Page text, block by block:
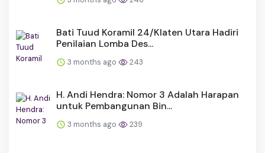
Bati Tuud Koramil 24/Klaten Utara Hadiri
Penilaian Lomba Des...
3 months ago 243
H. Andi Hendra: Nomor 3 Adalah Harapan
untuk Pembangunan Bin...
3 months ago 239